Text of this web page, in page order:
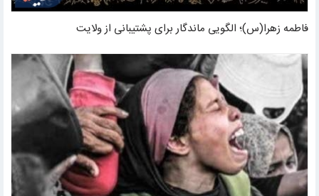
فاطمه زهرا(س)؛ الگویی ماندگار برای پشتیبانی از ولایت